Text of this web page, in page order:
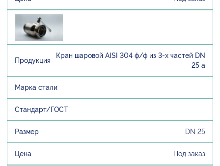
Кран шаровой AISI 304 ф/ф из 3-х частей DN
25 а
DN 25
Под заказ